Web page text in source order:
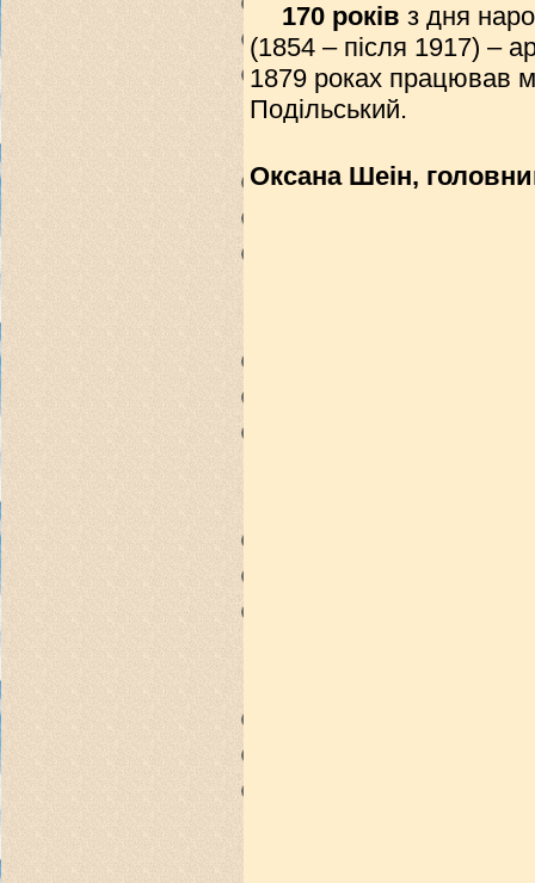
170 років з дня
(1854 – після 1917) –
1879 роках працював
Подільський.
Оксана Шеін,